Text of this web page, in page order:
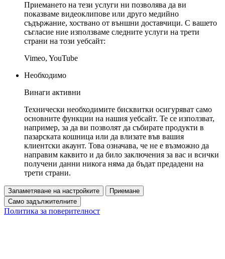
Приемането на тези услуги ни позволява да ви
показваме видеоклипове или друго медийно
съдържание, хоствано от външни доставчици. С вашето
съгласие ние използваме следните услуги на трети
страни на този уебсайт:
Vimeo, YouTube
Необходимо
Винаги активни
Технически необходимите бисквитки осигуряват само
основните функции на нашия уебсайт. Те се използват,
например, за да ви позволят да събирате продукти в
пазарската кошница или да влизате във вашия
клиентски акаунт. Това означава, че не е възможно да
направим каквито и да било заключения за вас и всички
получени данни никога няма да бъдат предадени на
трети страни.
Запаметяване на настройките
Приемане
Само задължителните
Политика за поверителност